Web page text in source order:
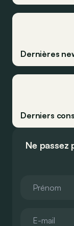
Dernières
Derniers
Ne passez